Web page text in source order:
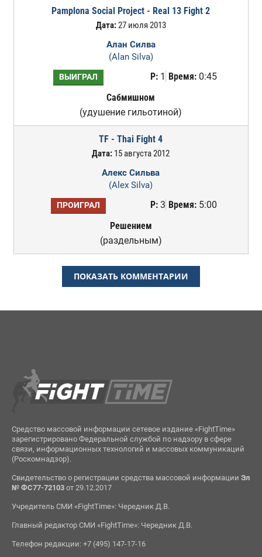
Pamplona Social Project - Real 13 Fight 2
Дата:27 июля 2013
Алан Силва
(Alan Silva)
ВЫИГРАЛ Р:1 Время:0:45
Сабмишном
(удушение гильотиной)
TF - Thai Fight 4
Дата: 15 августа 2012
Алекс Сильва
(Alex Silva)
ПРОИГРАЛ Р:3 Время:5:00
Решением
(раздельным)
ПОКАЗАТЬ КОММЕНТАРИИ
Средство массовой информации сетевое издание «FightTime»
зарегистрировано Федеральной службой по надзору в сфере
связи, информационных технологий и массовых коммуникаций
(Роскомнадзор).
Свидетельство о регистрации средства массовой информации Эл
№ ФС77-72103от 29.12.2017
Учредитель СМИ «FightTime»: Чередник Д.В.
Главный редактор СМИ «FightTime»: Чередник Д.В.
Телефон редакции: +7 (495) 147-17-16